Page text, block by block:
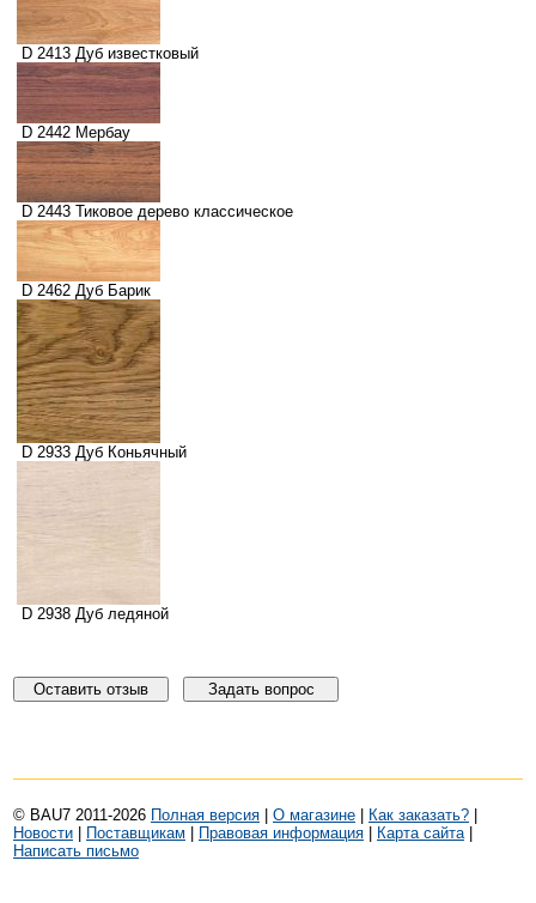
D 2413 Дуб известковый
D 2442 Мербау
D 2443 Тиковое дерево классическое
D 2462 Дуб Барик
D 2933 Дуб Коньячный
D 2938 Дуб ледяной
Оставить отзыв Задать вопрос
© BAU7 2011-2026 Полная версия О магазине Как заказать?
Новости
Поставщикам Правовая информация Карта сайта
Написать письмо